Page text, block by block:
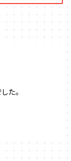
た。